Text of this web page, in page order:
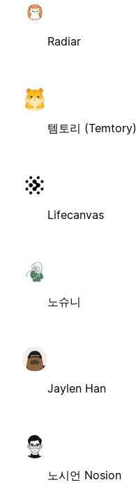
Radiar
템토리 (Temtory)
Lifecanvas
노슈니
Jaylen Han
노시언 Nosion